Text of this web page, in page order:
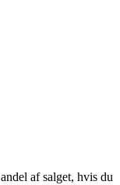
af salget, hvis du